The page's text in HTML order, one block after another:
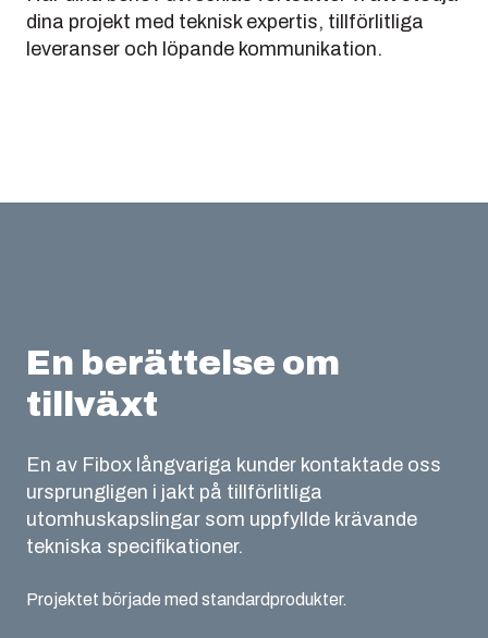
dina projekt med teknisk expertis, tillförlitliga
leveranser och löpande kommunikation.
En berättelse om
tillväxt
En av Fibox långvariga kunder kontaktade oss
ursprungligen i jakt på tillförlitliga
utomhuskapslingar som uppfyllde krävande
tekniska specifikationer.
Projektet började med standardprodukter.